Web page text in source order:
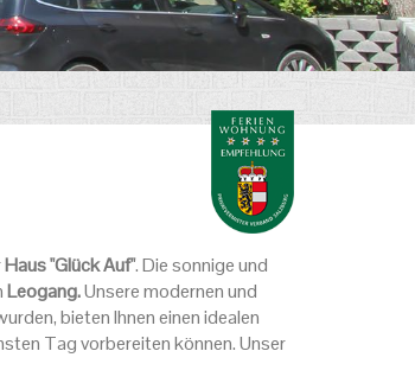
Haus "Glück Auf". Die sonnige und
Leogang.Unsere modernen und
bieten Ihnen einen idealen
Tag vorbereiten können. Unser